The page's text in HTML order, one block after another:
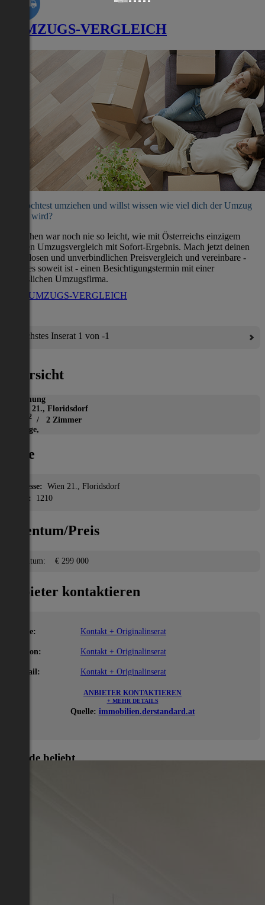
UMZUGS-VERGLEICH
Du möchtest umziehen und willst wissen wie viel dich der Umzug
kosten wird?
Umziehen war noch nie so leicht, wie mit Österreichs einzigem
direkten Umzugsvergleich mit Sofort-Ergebnis. Mach jetzt deinen
kostenlosen und unverbindlichen Preisvergleich und vereinbare -
wenn es soweit ist - einen Besichtigungstermin mit einer
verlässlichen Umzugsfirma.
ZUM UMZUGS-VERGLEICH
Nächstes Inserat 1 von -1
Übersicht
Wohnung
Wien 21., Floridsdorf
2 / 2 Zimmer
Garage,
Lage
Adresse: Wien 21., Floridsdorf
PLZ:
1210
Eigentum/Preis
Eigentum: € 299 000
Anbieter kontaktieren
Name: Kontakt + Originalinserat
Telefon: Kontakt + Originalinserat
E-Mail: Kontakt + Originalinserat
ANBIETER KONTAKTIEREN
+ MEHR DETAILS
Quelle: immobilien.derstandard.at
Gerade beliebt